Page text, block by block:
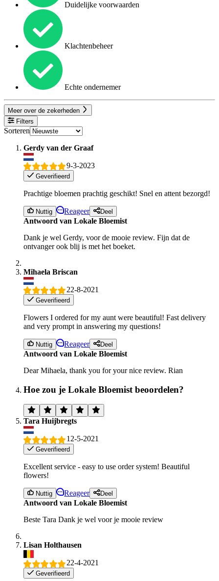
Duidelijke voorwaarden
Klachtenbeheer
Echte ondernemer
Meer over de zekerheden
Filters
Sorteren
Gerdy van der Graaf
9-3-2023
Geverifieerd
Prachtige bloemen prachtig geschikt! Snel en attent bezorgd!
Nuttig Reageer Deel
Antwoord van Lokale Bloemist
Dank je wel Gerdy, voor de mooie review. Fijn dat de
ontvanger ook blij is met het boeket.
Mihaela Briscan
22-8-2021
Geverifieerd
Flowers I ordered for my aunt were beautiful! Fast delivery
and very prompt in answering my questions!
Nuttig Reageer Deel
Antwoord van Lokale Bloemist
Dear Mihaela, thank you for your nice review. Rian
Hoe zou je Lokale Bloemist beoordelen?
Tara Huijbregts
12-5-2021
Geverifieerd
Excellent service - easy to use order system! Beautiful
flowers!
Nuttig Reageer Deel
Antwoord van Lokale Bloemist
Beste Tara Dank je wel voor je mooie review
Lisan Holthausen
22-4-2021
Geverifieerd